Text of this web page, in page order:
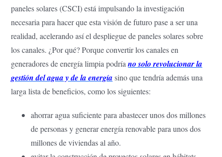
paneles solares (CSCI) está impulsando la investigación
necesaria para hacer que esta visión de futuro pase a ser una
realidad, acelerando así el despliegue de paneles solares sobre
los canales. ¿Por qué? Porque convertir los canales en
generadores de energía limpia podríano solo revolucionar la
gestión del agua y de la energíasino que tendría además una
larga lista de beneficios, como los siguientes:
ahorrar agua suficiente para abastecer unos dos millones
de personas y generar energía renovable para unos dos
millones de viviendas al año.